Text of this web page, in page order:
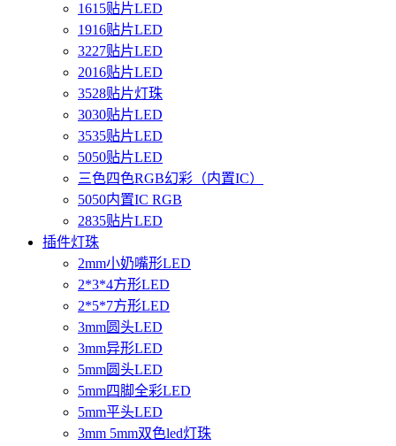
1615贴片LED
1916贴片LED
3227贴片LED
2016贴片LED
3528贴片灯珠
3030贴片LED
3535贴片LED
5050贴片LED
三色四色RGB幻彩（内置IC）
5050内置IC RGB
2835贴片LED
插件灯珠
2mm小奶嘴形LED
2*3*4方形LED
2*5*7方形LED
3mm圆头LED
3mm异形LED
5mm圆头LED
5mm四脚全彩LED
5mm平头LED
3mm 5mm双色led灯珠